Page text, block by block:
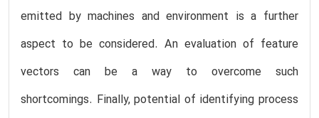
emitted by machines and environment is a further
aspect to be considered. An evaluation of feature
vectors can be a way to overcome such
shortcomings. Finally, potential of identifying process